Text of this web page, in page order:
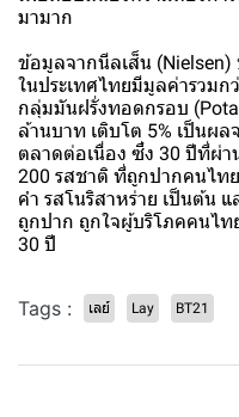
มามาก
ข้อมูลจากนีลเส็น
ในประเทศไทยมีมูลค่ารวมก
กลุ่มมันฝรั่งทอดกรอบ
ล้านบาท เติบโต 5% เป็นผ
ตลาดต่อเนื่อง ซึ่ง 30 ปีที่ผ่า
200 รสชาติ ที่ถูกปากคนไทย
คำ รสโนริสาหร่าย เป็นต้น
ถูกปาก ถูกใจผู้บริโภคคนไ
30 ปี
Tags : เลย์ Lay BT21